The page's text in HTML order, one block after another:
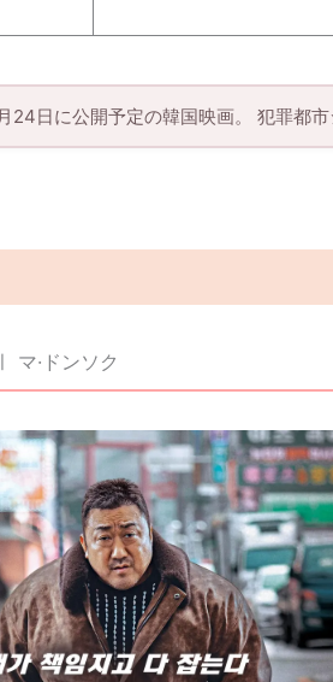
日に公開予定の韓国映画。 犯罪都市
マ·ドンソク